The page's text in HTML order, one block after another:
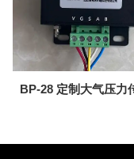
BP-28 定制大气压力